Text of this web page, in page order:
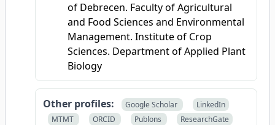
of Debrecen. Faculty of Agricultural
and Food Sciences and Environmental
Management. Institute of Crop
Sciences. Department of Applied Plant
Biology
Other profiles: Google Scholar
LinkedIn
MTMT
ORCID Publons
ResearchGate